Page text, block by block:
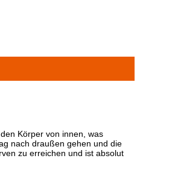
Körper von innen, was
nach draußen gehen und die
zu erreichen und ist absolut